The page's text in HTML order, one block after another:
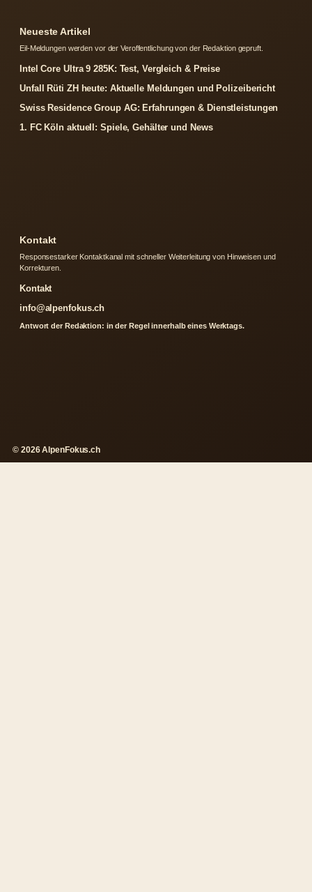
Neueste Artikel
Eil-Meldungen werden vor der Veroffentlichung von der Redaktion gepruft.
Intel Core Ultra 9 285K: Test, Vergleich & Preise
Unfall Rüti ZH heute: Aktuelle Meldungen und Polizeibericht
Swiss Residence Group AG: Erfahrungen & Dienstleistungen
1. FC Köln aktuell: Spiele, Gehälter und News
Kontakt
Responsestarker Kontaktkanal mit schneller Weiterleitung von Hinweisen und
Korrekturen.
Kontakt
info@alpenfokus.ch
Antwort der Redaktion: in der Regel innerhalb eines Werktags.
© 2026 AlpenFokus.ch